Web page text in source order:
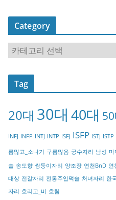
Category
a
t
o
y
Tag
20대 30대 40대
INFJ INFP INTJ INTP ISFJ ISFP ISTJ ISTP
름많고_소나기 구름많음 궁수자리 남성 마
술 송도향 쌍둥이자리 양조장 연천BnD 연
대상 전갈자리 전통주입덕술 처녀자리 한
자리 흐리고_비 흐림